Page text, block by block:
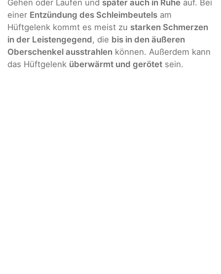
Gehen oder Laufen und später auch in Ruhe auf. Bei
einer Entzündung des Schleimbeutels am
Hüftgelenk kommt es meist zu starken Schmerzen
in der Leistengegend, die bis in den äußeren
Oberschenkel ausstrahlen können. Außerdem kann
das Hüftgelenk überwärmt und gerötet sein.